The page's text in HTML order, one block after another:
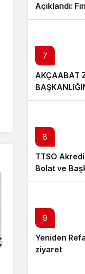
Açıklandı:
Rakım
7
AKÇAABAT
FINDIKTA
8
TTSO
Bolat ve
aldı
9
Yeniden
ziyaret